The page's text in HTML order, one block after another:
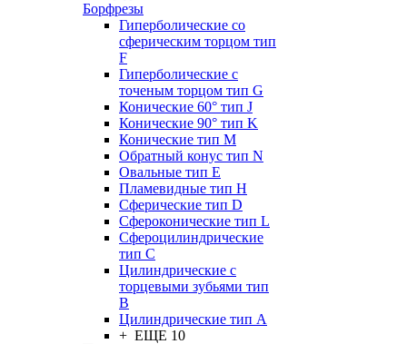
Борфрезы
Гиперболические cо
сферическим торцом тип
F
Гиперболические с
точеным торцом тип G
Конические 60° тип J
Конические 90° тип K
Конические тип M
Обратный конус тип N
Овальные тип E
Пламевидные тип H
Сферические тип D
Сфероконические тип L
Сфероцилиндрические
тип C
Цилиндрические с
торцевыми зубьями тип
B
Цилиндрические тип А
+ ЕЩЕ 10